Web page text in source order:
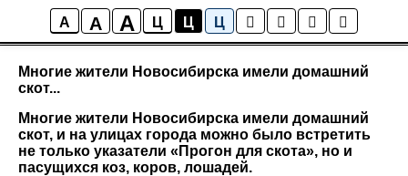
A A A Ц Ц Ц
Все факты
Многие жители Новосибирска имели домашний
скот...
Многие жители Новосибирска имели домашний
скот, и на улицах города можно было встретить
не только указатели «Прогон для скота», но и
пасущихся коз, коров, лошадей.